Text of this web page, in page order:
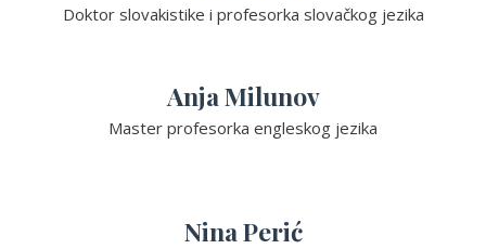
Doktor slovakistike i profesorka slovačkog jezika
Anja Milunov
Master profesorka engleskog jezika
Nina Perić